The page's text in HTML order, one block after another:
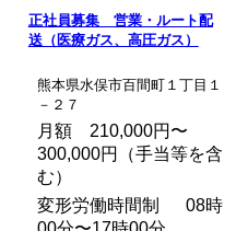
正社員募集 営業・ルート配
送（医療ガス、高圧ガス）
熊本県水俣市百間町１丁目１
－２７
月額 210,000円〜
300,000円（手当等を含
む）
変形労働時間制 08時